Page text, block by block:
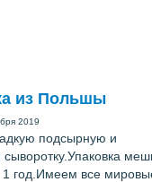
из Польшы
2019
подсырную и
1 год.Имеем все